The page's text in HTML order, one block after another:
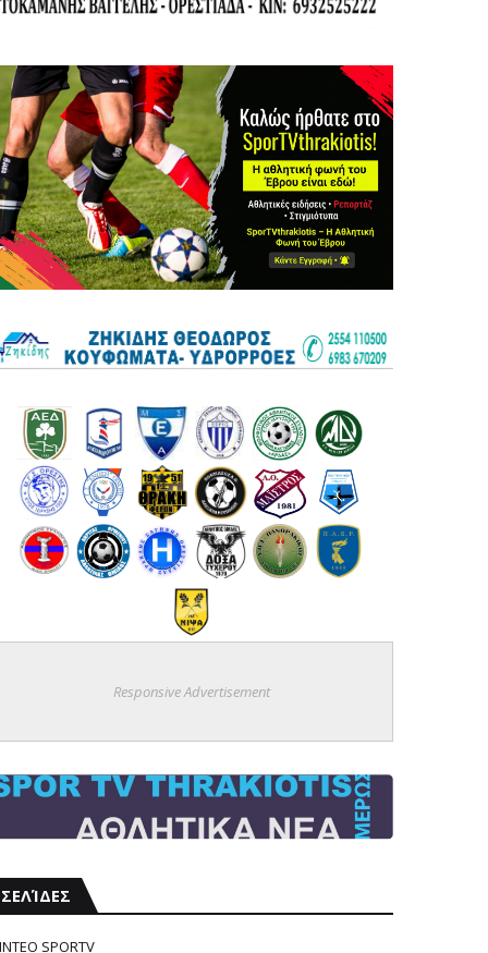
Responsive Advertisement
ΣΕΛΊΔΕΣ
SPORTV